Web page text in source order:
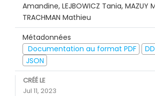
Amandine, LEJBOWICZ Tania, MAZUY
TRACHMAN Mathieu
Métadonnées
Documentation au format PDF
JSON
CRÉÉ LE
Jul 11, 2023